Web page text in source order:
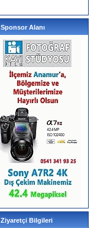
Sponsor Alanı
Ziyaretçi Bilgileri